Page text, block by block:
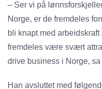
– Ser vi på
Norge, er de fremdeles
bli knapt med
fremdeles være svært
drive business i Norge,
Han avsluttet med